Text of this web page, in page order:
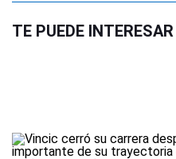
TE PUEDE INTERESAR